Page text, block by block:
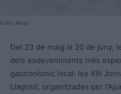
Foto: Arxiu
Del 23 de maig al 20 de juny,
dels esdeveniments més
gastronòmic local: les XIII
Llagostí, organitzades per